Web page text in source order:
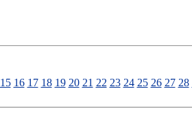
15 16 17 18 19 20 21 22 23 24 25 26 27 28